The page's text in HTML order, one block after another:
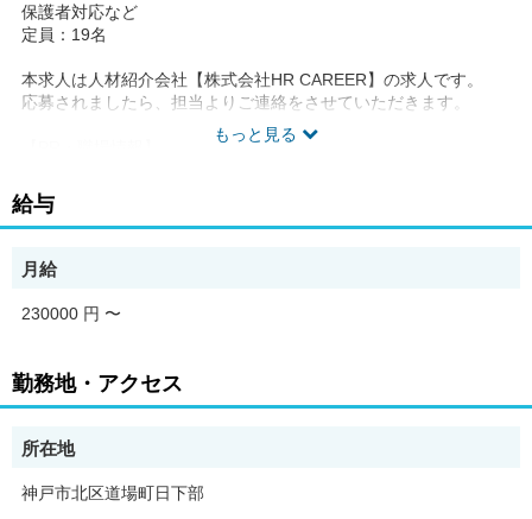
もっと見る
保護者対応など
定員：19名
本求人は人材紹介会社【株式会社HR CAREER】の求人です。
応募されましたら、担当よりご連絡をさせていただきます。
週休2日制でプライベートも充実！
定員19名の小規模保育園で働きやすい♪
【求人の特徴】
企業主導型小規模保育園での保育士/駅から徒歩10分!賞与は嬉し
い3ヵ月分!書類業務は皆で分担!残業は殆どなし!
・昇給あり
・高収入・高月給
・即日勤務OK
・急募
・昇格あり
・主婦・主夫歓迎
給与
月給
230000 円 〜
勤務地・アクセス
所在地
神戸市北区道場町日下部